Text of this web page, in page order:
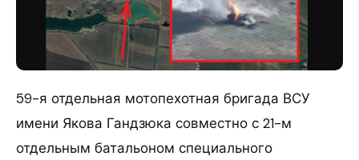
59-я отдельная мотопехотная бригада ВСУ
имени Якова Гандзюка совместно с 21-м
отдельным батальоном специального